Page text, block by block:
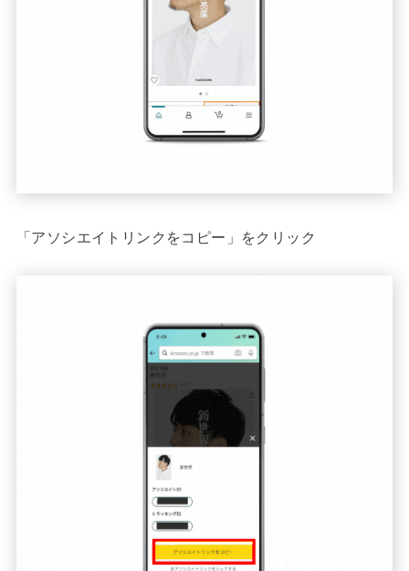
「アソシエイトリンクをコピー」をクリック